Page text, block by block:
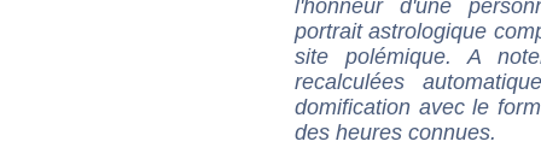
l'honneur d'une
portrait astrologique
site polémique. A
recalculées
domification avec le
des heures connues.